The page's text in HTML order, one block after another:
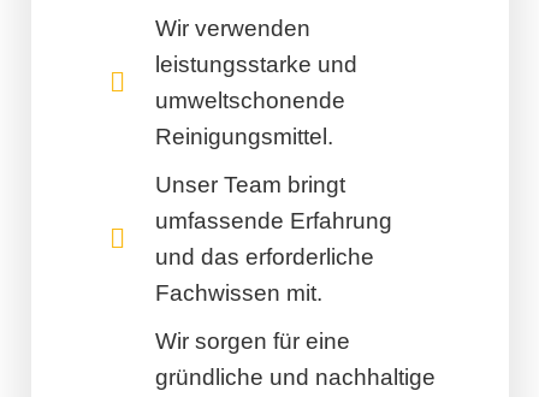
Wir verwenden
leistungsstarke und
umweltschonende
Reinigungsmittel.
Unser Team bringt
umfassende Erfahrung
und das erforderliche
Fachwissen mit.
Wir sorgen für eine
gründliche und nachhaltige